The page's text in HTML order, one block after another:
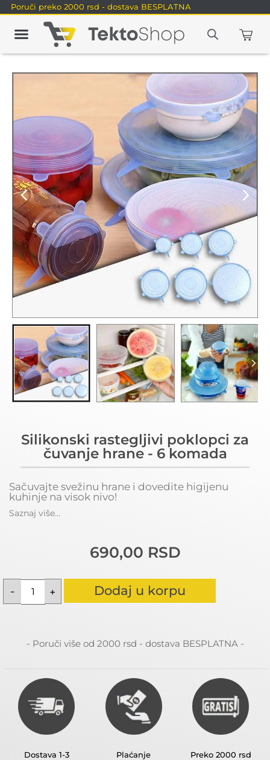
Poruči preko 2000 rsd - dostava BESPLATNA
Silikonski rastegljivi poklopci za
čuvanje hrane - 6 komada
Sačuvajte svežinu hrane i dovedite higijenu
kuhinje na visok nivo!
Saznaj više...
690,00 RSD
Dodaj u korpu
- Poruči više od 2000 rsd - dostava BESPLATNA -
Dostava 1-3
Plaćanje
Preko 2000 rsd